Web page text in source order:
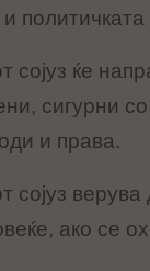
политичката
сојуз ќе
сигурни
и права.
сојуз
ако се